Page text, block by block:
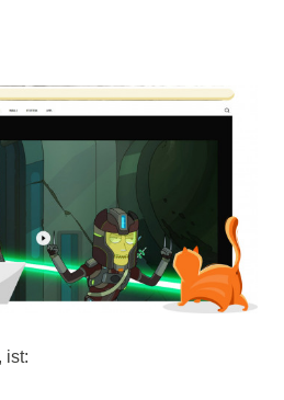
ist: